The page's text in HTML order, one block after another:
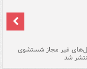
غیر مجاز شستشوی
شد